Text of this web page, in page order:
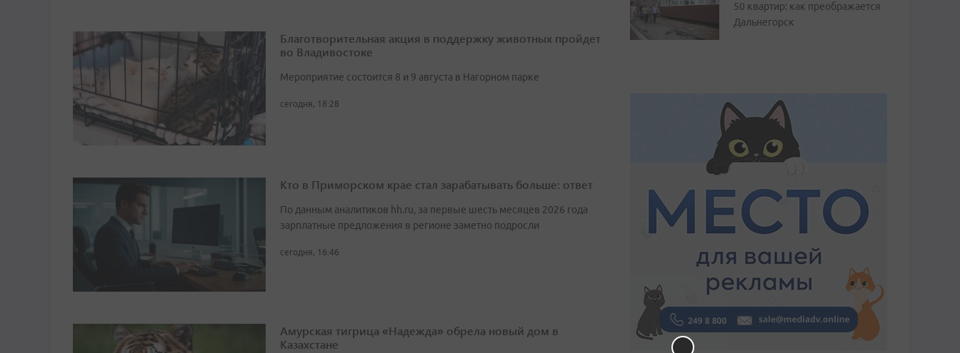
Благотворительная акция в поддержку животных пройдет
во Владивостоке
Мероприятие состоится 8 и 9 августа в Нагорном парке
сегодня, 18:28
Кто в Приморском крае стал зарабатывать больше: ответ
По данным аналитиков hh.ru, за первые шесть месяцев 2026 года
зарплатные предложения в регионе заметно подросли
сегодня, 16:46
Амурская тигрица «Надежда» обрела новый дом в
Казахстане
50 квартир: как преображается
Дальнегорск